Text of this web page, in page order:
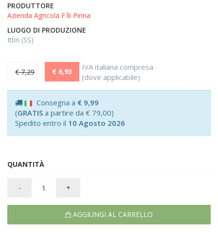
PRODUTTORE
Azienda Agricola F.lli Pinna
LUOGO DI PRODUZIONE
Ittiri (SS)
€ 7,29 € 6,93
IVA italiana compresa
(dove applicabile)
Consegna a € 9,99
(GRATIS a partire da € 79,00)
Spedito entro il 10 Agosto 2026
QUANTITÀ
- +
AGGIUNGI AL CARRELLO